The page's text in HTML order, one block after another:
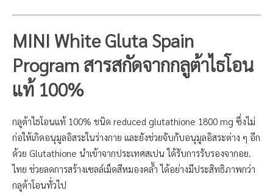
MINI White Gluta Spain
Program สารสกัดจากกลูต้าไธโอน
แท้ 100%
กลูต้าไธโอนแท้ 100% ชนิด reduced glutathione 1800 mg ซึ่งไม่
ก่อให้เกิดอนุมูลอิสระในร่างกาย และยังช่วยจับกับอนุมูลอิสระต่าง ๆ อีก
ด้วย Glutathione นำเข้าจากประเทศสเปน ได้รับการรับรองจากอย.
ไทย ช่วยลดการสร้างเซลล์เม็ดสีหมองคล้ำ ได้อย่างมีประสิทธิภาพกว่า
กลูต้าโอนทั่วไป